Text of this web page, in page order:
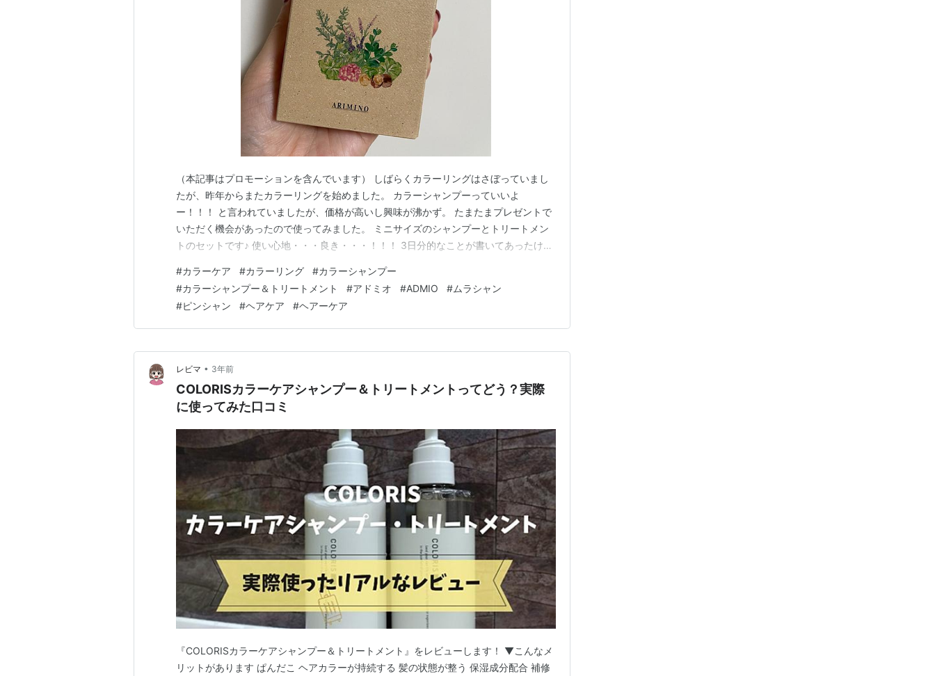
（本記事はプロモーションを含んでいます） しばらくカラーリングはさぼっていまし
たが、昨年からまたカラーリングを始めました。 カラーシャンプーっていいよ
ー！！！ と言われていましたが、価格が高いし興味が沸かず。 たまたまプレゼントで
いただく機会があったので使ってみました。 ミニサイズのシャンプーとトリートメン
トのセットです♪ 使い心地・・・良き・・・！！！ 3日分的なことが書いてあったけ
んとなくカラーの持ちも良い気が・・・する・・・？(笑) みんなカラーケアシャンプー
って使ってるのかな？ アリミノ CSアドミオカラー…
#カラーケア #カラーリング #カラーシャンプー
#カラーシャンプー＆トリートメント #アドミオ #ADMIO #ムラシャン
#ピンシャン #ヘアケア #ヘアーケア
レビマ • 3年前
COLORISカラーケアシャンプー＆トリートメントってどう？実際
に使ってみた口コミ
『COLORISカラーケアシャンプー＆トリートメント』をレビューします！ ▼こんなメ
リットがあります ぱんだこ ヘアカラーが持続する 髪の状態が整う 保湿成分配合 補修